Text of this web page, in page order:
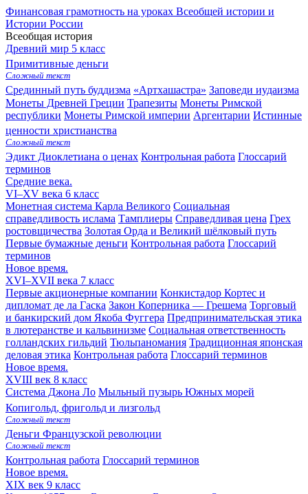
Финансовая грамотность на уроках Всеобщей истории и
Истории России
Всеобщая история
Древний мир 5 класс
Примитивные деньги
Сложный текст
Срединный путь буддизма «Артхашастра» Заповеди иудаизма
Монеты Древней Греции Трапезиты Монеты Римской
республики Монеты Римской империи Аргентарии Истинные
ценности христианства
Сложный текст
Эдикт Диоклетиана о ценах Контрольная работа Глоссарий
терминов
Средние века.
VI–XV века 6 класс
Монетная система Карла Великого Социальная
справедливость ислама Тамплиеры Справедливая цена Грех
ростовщичества Золотая Орда и Великий шёлковый путь
Первые бумажные деньги Контрольная работа Глоссарий
терминов
Новое время.
XVI–XVII века 7 класс
Первые акционерные компании Конкистадор Кортес и
дипломат де ла Гаска Закон Коперника — Грешема Торговый
и банкирский дом Якоба Фуггера Предпринимательская этика
в лютеранстве и кальвинизме Социальная ответственность
голландских гильдий Тюльпаномания Традиционная японская
деловая этика Контрольная работа Глоссарий терминов
Новое время.
XVIII век 8 класс
Система Джона Ло Мыльный пузырь Южных морей
Копигольд, фригольд и лизгольд
Сложный текст
Деньги Французской революции
Сложный текст
Контрольная работа Глоссарий терминов
Новое время.
XIX век 9 класс